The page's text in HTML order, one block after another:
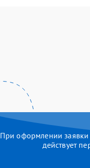
При оформлении заявки
действует